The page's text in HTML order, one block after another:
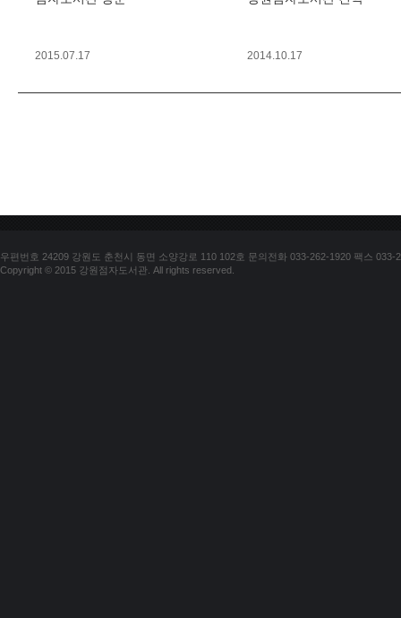
2015.07.17 2014.10.17
우편번호 24209 강원도 춘천시 동면 소양강로 110 102호 문의전화 033-262-1920 팩스 033-
Copyright © 2015 강원점자도서관. All rights reserved.